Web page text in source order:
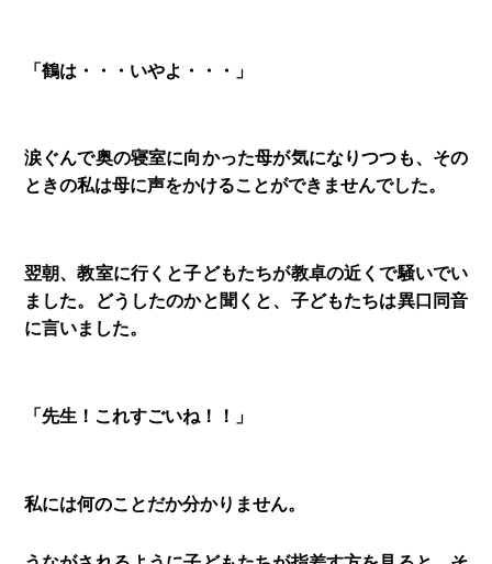
「鶴は・・・いやよ・・・」
涙ぐんで奥の寝室に向かった母が気になりつつも、その
ときの私は母に声をかけることができませんでした。
翌朝、教室に行くと子どもたちが教卓の近くで騒いでい
ました。どうしたのかと聞くと、子どもたちは異口同音
に言いました。
「先生！これすごいね！！」
私には何のことだか分かりません。